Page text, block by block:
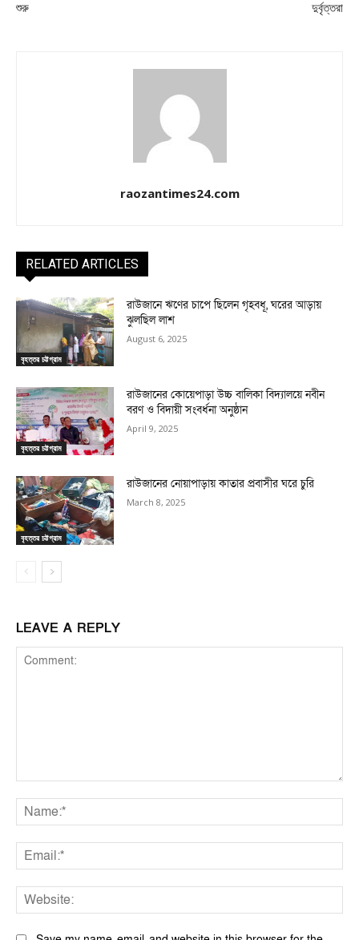
শুরু
দুর্বৃত্তরা
raozantimes24.com
RELATED ARTICLES
বৃহত্তর চট্টগ্রাম
রাউজানে ঋণের চাপে ছিলেন গৃহবধূ, ঘরের আড়ায়
ঝুলছিল লাশ
August 6, 2025
বৃহত্তর চট্টগ্রাম
রাউজানের কোয়েপাড়া উচ্চ বালিকা বিদ্যালয়ে নবীন
বরণ ও বিদায়ী সংবর্ধনা অনুষ্ঠান
April 9, 2025
বৃহত্তর চট্টগ্রাম
রাউজানের নোয়াপাড়ায় কাতার প্রবাসীর ঘরে চুরি
March 8, 2025
LEAVE A REPLY